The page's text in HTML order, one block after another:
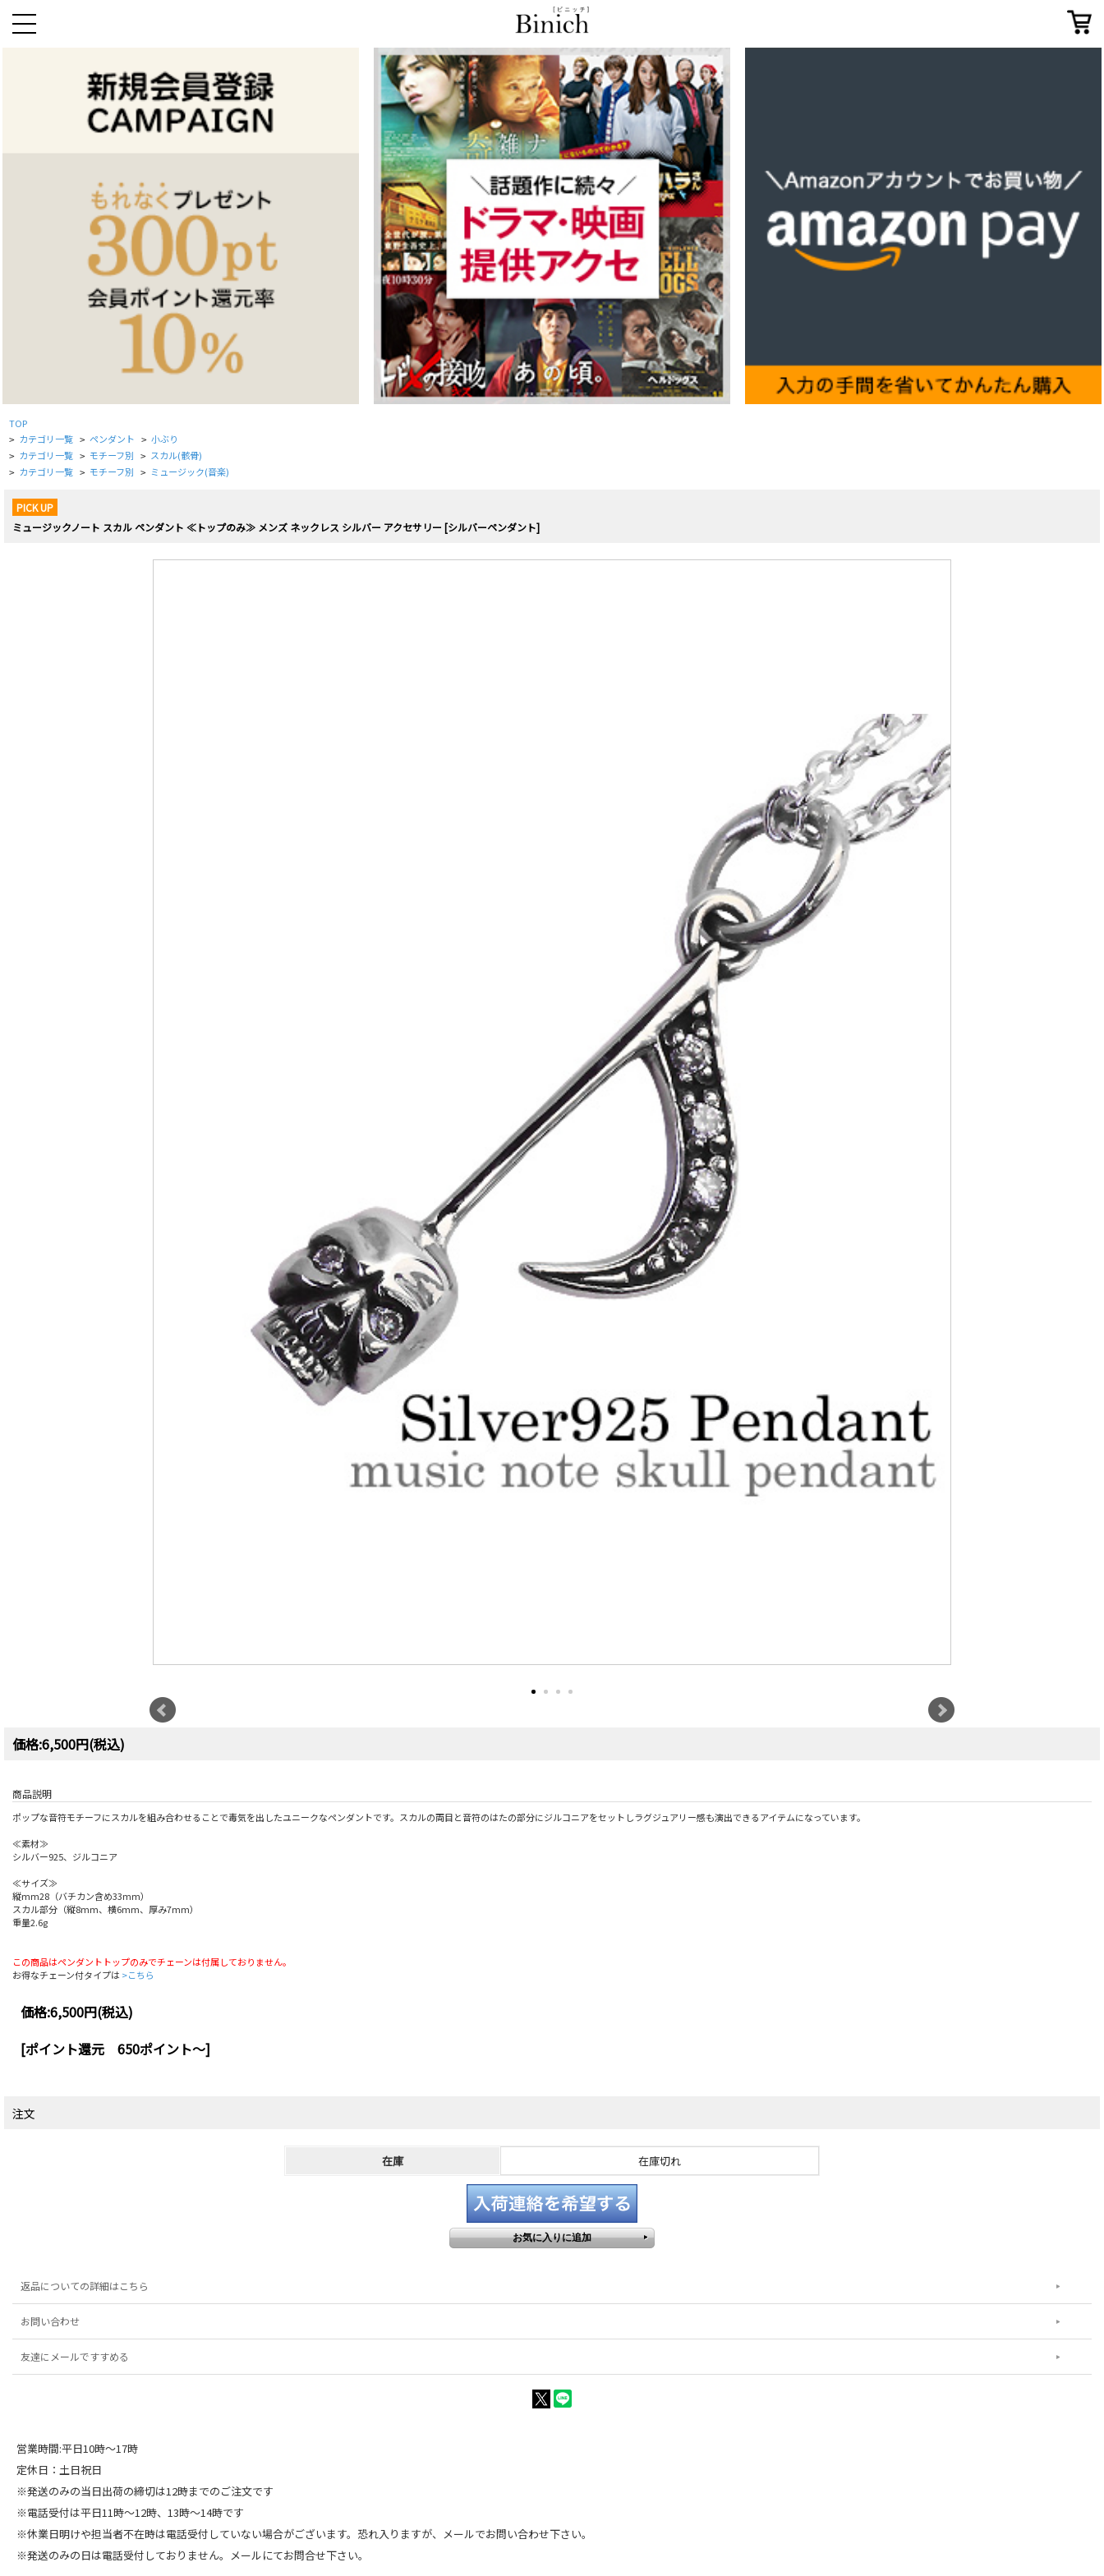
TOP
> カテゴリ一覧 > ペンダント > 小ぶり
> カテゴリ一覧 > モチーフ別 > スカル(骸骨)
> カテゴリ一覧 > モチーフ別 > ミュージック(音楽)
PICK UP
ミュージックノート スカル ペンダント ≪トップのみ≫ メンズ ネックレス シルバー アクセサリー [シルバーペンダント]
価格:6,500円(税込)
商品説明
ポップな音符モチーフにスカルを組み合わせることで毒気を出したユニークなペンダントです。スカルの両目と音符のはたの部分にジルコニアをセットしラグジュアリー感も演出できるアイテムになっています。
≪素材≫
シルバー925、ジルコニア
≪サイズ≫
縦mm28（バチカン含め33mm）
スカル部分（縦8mm、横6mm、厚み7mm）
重量2.6g
この商品はペンダントトップのみでチェーンは付属しておりません。
お得なチェーン付タイプは >こちら
価格:6,500円(税込)
[ポイント還元 650ポイント～]
注文
在庫 在庫切れ
返品についての詳細はこちら
お問い合わせ
友達にメールですすめる
営業時間:平日10時～17時
定休日：土日祝日
※発送のみの当日出荷の締切は12時までのご注文です
※電話受付は平日11時～12時、13時～14時です
※休業日明けや担当者不在時は電話受付していない場合がございます。恐れ入りますが、メールでお問い合わせ下さい。
※発送のみの日は電話受付しておりません。メールにてお問合せ下さい。